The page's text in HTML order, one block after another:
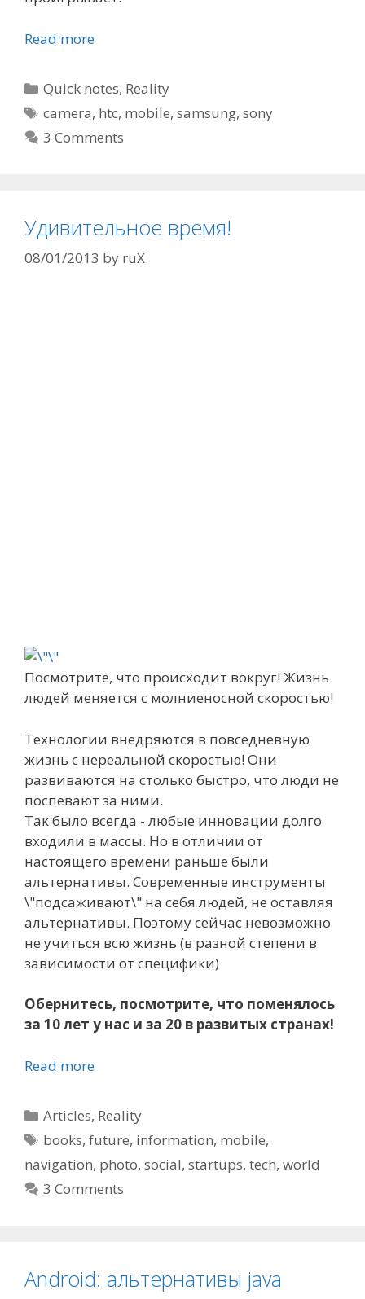
Read more
Categories
Quick notes, Reality
Tags
camera, htc, mobile,samsung,sony
3 Comments
Удивительное время!
08/01/2013 by ruX
Посмотрите, что происходит вокруг! Жизнь
людей меняется с молниеносной скоростью!
Технологии внедряются в повседневную
жизнь с нереальной скоростью! Они
развиваются на столько быстро, что люди не
поспевают за ними.
Так было всегда - любые инновации долго
входили в массы. Но в отличии от
настоящего времени раньше были
альтернативы. Современные инструменты
\"подсаживают\" на себя людей, не оставляя
альтернативы. Поэтому сейчас невозможно
не учиться всю жизнь (в разной степени в
зависимости от специфики)
Обернитесь, посмотрите, что поменялось
за 10 лет у нас и за 20 в развитых странах!
Read more
Categories
Articles, Reality
Tags
books,future, information, mobile,
navigation, photo, social, startups, tech, world
3 Comments
Android: альтернативы java